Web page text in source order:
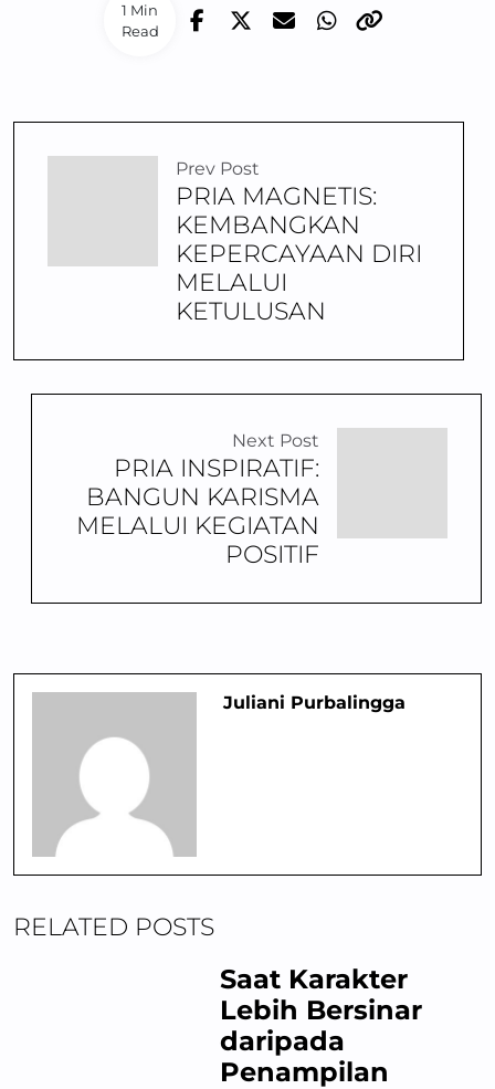
1 Min
Read
Prev Post
PRIA MAGNETIS:
KEMBANGKAN
KEPERCAYAAN DIRI
MELALUI
KETULUSAN
Next Post
PRIA INSPIRATIF:
BANGUN KARISMA
MELALUI KEGIATAN
POSITIF
Juliani Purbalingga
RELATED POSTS
Saat Karakter
Lebih Bersinar
daripada
Penampilan